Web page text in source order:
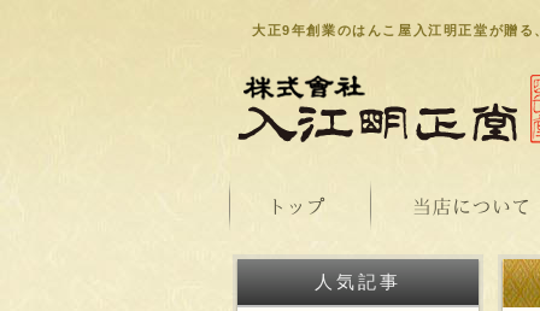
大正9年創業のはんこ屋入江明正堂が贈
人気記事